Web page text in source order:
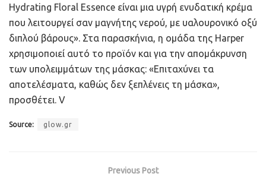
Hydrating Floral Essence είναι μια υγρή ενυδατική κρέμα
που λειτουργεί σαν μαγνήτης νερού, με υαλουρονικό οξύ
διπλού βάρους». Στα παρασκήνια, η ομάδα της Harper
χρησιμοποιεί αυτό το προϊόν και για την απομάκρυνση
των υπολειμμάτων της μάσκας: «Επιταχύνει τα
αποτελέσματα, καθώς δεν ξεπλένεις τη μάσκα»,
προσθέτει. V
Source: glow.gr
Previous Post